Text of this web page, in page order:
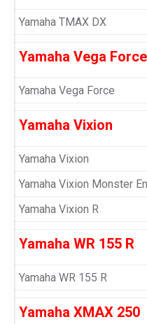
Yamaha TMAX DX
Yamaha Vega Force
Yamaha Vega Force
Yamaha Vixion
Yamaha Vixion
Yamaha Vixion Monster
Yamaha Vixion R
Yamaha WR 155 R
Yamaha WR 155 R
Yamaha XMAX 250